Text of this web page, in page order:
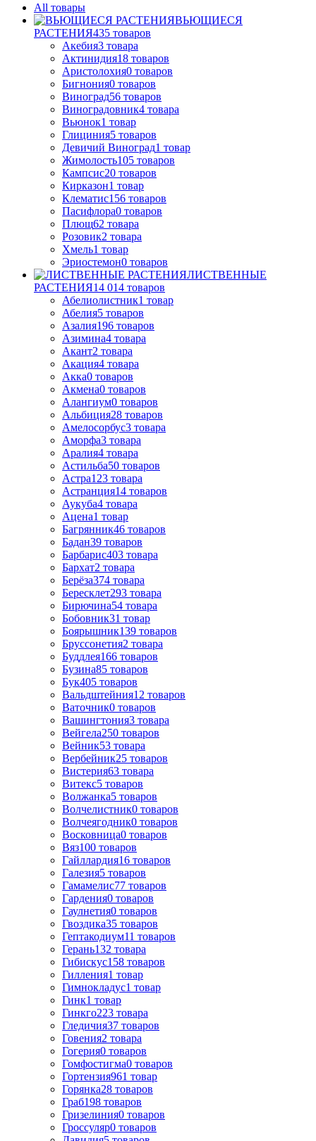
All товары
ВЬЮЩИЕСЯ
РАСТЕНИЯ435 товаров
Акебия3 товара
Актинидия18 товаров
Аристолохия0 товаров
Бигнония0 товаров
Виноград56 товаров
Виноградовник4 товара
Вьюнок1 товар
Глициния5 товаров
Девичий Виноград1 товар
Жимолость105 товаров
Кампсис20 товаров
Кирказон1 товар
Клематис156 товаров
Пасифлора0 товаров
Плющ62 товара
Розовик2 товара
Хмель1 товар
Эриостемон0 товаров
ЛИСТВЕННЫЕ
РАСТЕНИЯ14 014 товаров
Абелиолистник1 товар
Абелия5 товаров
Азалия196 товаров
Азимина4 товара
Акант2 товара
Акация4 товара
Акка0 товаров
Акмена0 товаров
Алангиум0 товаров
Альбиция28 товаров
Амелосорбус3 товара
Аморфа3 товара
Аралия4 товара
Астильба50 товаров
Астра123 товара
Астранция14 товаров
Аукуба4 товара
Ацена1 товар
Багрянник46 товаров
Бадан39 товаров
Барбарис403 товара
Бархат2 товара
Берёза374 товара
Бересклет293 товара
Бирючина54 товара
Бобовник31 товар
Боярышник139 товаров
Бруссонетия2 товара
Буддлея166 товаров
Бузина85 товаров
Бук405 товаров
Вальдштейния12 товаров
Ваточник0 товаров
Вашингтония3 товара
Вейгела250 товаров
Вейник53 товара
Вербейник25 товаров
Вистерия63 товара
Витекс5 товаров
Волжанка5 товаров
Волчелистник0 товаров
Волчеягодник0 товаров
Восковница0 товаров
Вяз100 товаров
Гайллардия16 товаров
Галезия5 товаров
Гамамелис77 товаров
Гардения0 товаров
Гаулнетия0 товаров
Гвоздика35 товаров
Гептакодиум11 товаров
Герань132 товара
Гибискус158 товаров
Гилления1 товар
Гимнокладус1 товар
Гинк1 товар
Гинкго223 товара
Гледичия37 товаров
Говения2 товара
Гогерия0 товаров
Гомфостигма0 товаров
Гортензия961 товар
Горянка28 товаров
Граб198 товаров
Гризелиния0 товаров
Гроссуляр0 товаров